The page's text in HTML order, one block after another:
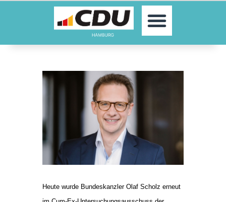
MOIN!
AKTUELLES
PARLAMENTE
KONTAKT
MITGLIED WERDEN!
Heute wurde Bundeskanzler Olaf Scholz erneut